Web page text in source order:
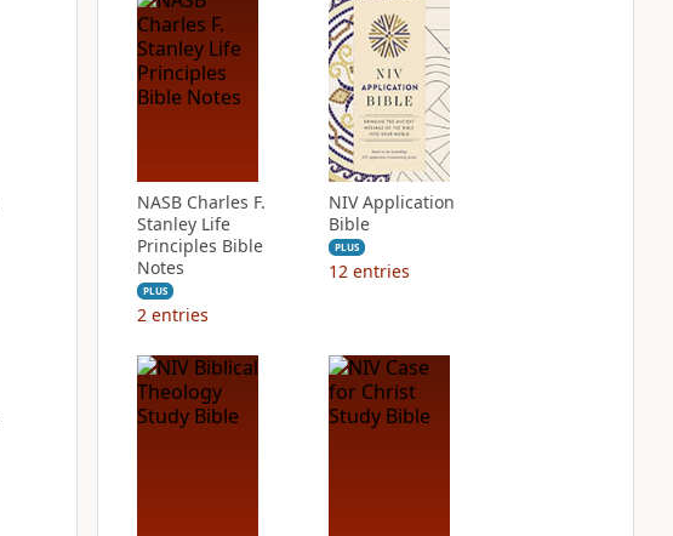
NASB Charles F.
Stanley Life
Principles Bible
Notes
PLUS
2 entries
NIV Application
Bible
PLUS
12 entries